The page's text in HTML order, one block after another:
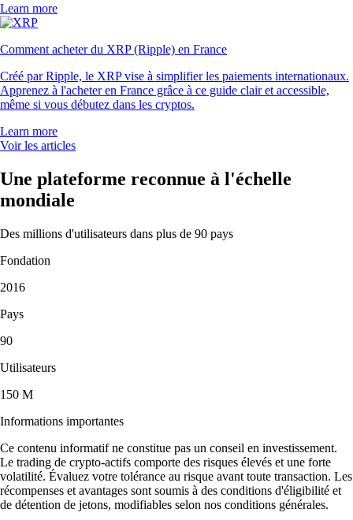
Learn more
Comment acheter du XRP (Ripple) en France
Créé par Ripple, le XRP vise à simplifier les paiements internationaux.
Apprenez à l'acheter en France grâce à ce guide clair et accessible,
même si vous débutez dans les cryptos.
Learn more
Voir les articles
Une plateforme reconnue à l'échelle
mondiale
Des millions d'utilisateurs dans plus de 90 pays
Fondation
2016
Pays
90
Utilisateurs
150 M
Informations importantes
Ce contenu informatif ne constitue pas un conseil en investissement.
Le trading de crypto-actifs comporte des risques élevés et une forte
volatilité. Évaluez votre tolérance au risque avant toute transaction. Les
récompenses et avantages sont soumis à des conditions d'éligibilité et
de détention de jetons, modifiables selon nos conditions générales.